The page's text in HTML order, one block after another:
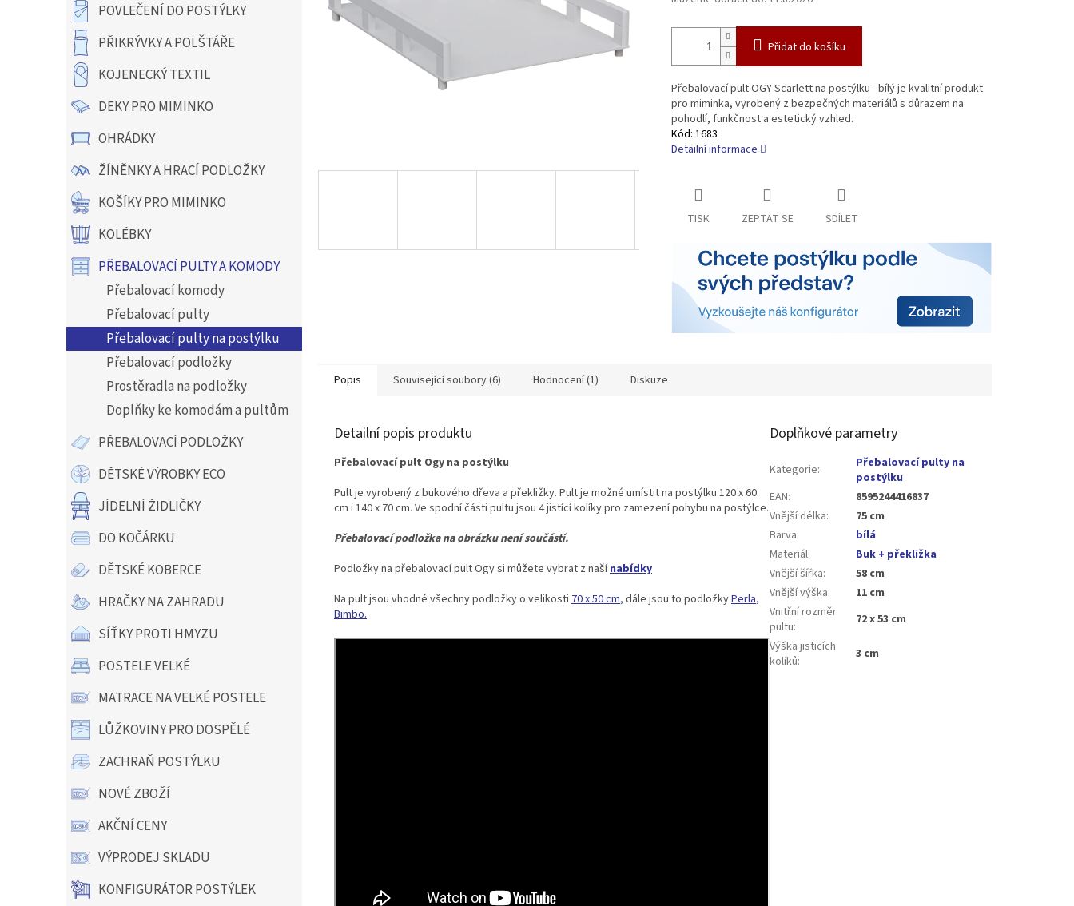
n
POVLEČENÍ DO POSTÝLKY
PŘIKRÝVKY A POLŠTÁŘE
KOJENECKÝ TEXTIL
DEKY PRO MIMINKO
OHRÁDKY
ŽÍNĚNKY A HRACÍ PODLOŽKY
KOŠÍKY PRO MIMINKO
KOLÉBKY
PŘEBALOVACÍ PULTY A KOMODY
Přebalovací komody
Přebalovací pulty
Přebalovací pulty na postýlku
Přebalovací podložky
Prostěradla na podložky
Doplňky ke komodám a pultům
PŘEBALOVACÍ PODLOŽKY
DĚTSKÉ VÝROBKY ECO
JÍDELNÍ ŽIDLIČKY
DO KOČÁRKU
DĚTSKÉ KOBERCE
HRAČKY NA ZAHRADU
SÍŤKY PROTI HMYZU
POSTELE VELKÉ
MATRACE NA VELKÉ POSTELE
LŮŽKOVINY PRO DOSPĚLÉ
ZACHRAŇ POSTÝLKU
NOVÉ ZBOŽÍ
AKČNÍ CENY
VÝPRODEJ SKLADU
KONFIGURÁTOR POSTÝLEK
Přidat do košíku
Přebalovací pult OGY Scarlett na postýlku - bílý je kvalitní produkt
pro miminka, vyrobený z bezpečných materiálů s důrazem na
pohodlí, funkčnost a estetický vzhled.
Kód: 1683
Detailní informace
TISK ZEPTAT SE SDÍLET
Popis Související soubory (6) Hodnocení (1) Diskuze
Detailní popis produktu
Přebalovací pult Ogy na postýlku
Pult je vyrobený z bukového dřeva a překližky. Pult je možné umístit na postýlku 120 x 60
cm i 140 x 70 cm. Ve spodní části pultu jsou 4 jistící kolíky pro zamezení pohybu na postýlce.
Přebalovací podložka na obrázku není součástí.
Podložky na přebalovací pult Ogy si můžete vybrat z našínabídky
Na pult jsou vhodné všechny podložky o velikosti 70 x 50 cm, dále jsou to podložkyPerla,
Bimbo.
Doplňkové parametry
Kategorie:
Přebalovací pulty na
postýlku
EAN:
8595244416837
Vnější délka:
75 cm
Barva:
bílá
Materiál:
Buk + překližka
Vnější šířka:
58 cm
Vnější výška:
11 cm
Vnitřní rozměr
pultu:
72 x 53 cm
Výška jisticích
kolíků: 3 cm